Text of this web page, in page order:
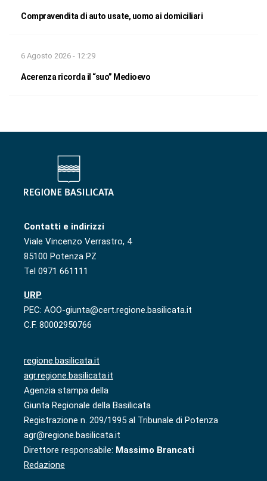
Compravendita di auto usate, uomo ai domiciliari
6 Agosto 2026 - 12:29
Acerenza ricorda il “suo” Medioevo
Contatti e indirizzi
Viale Vincenzo Verrastro, 4
85100 Potenza PZ
Tel 0971 661111
URP
PEC: AOO-giunta@cert.regione.basilicata.it
C.F. 80002950766
regione.basilicata.it
agr.regione.basilicata.it
Agenzia stampa della
Giunta Regionale della Basilicata
Registrazione n. 209/1995 al Tribunale di Potenza
agr@regione.basilicata.it
Direttore responsabile: Massimo Brancati
Redazione